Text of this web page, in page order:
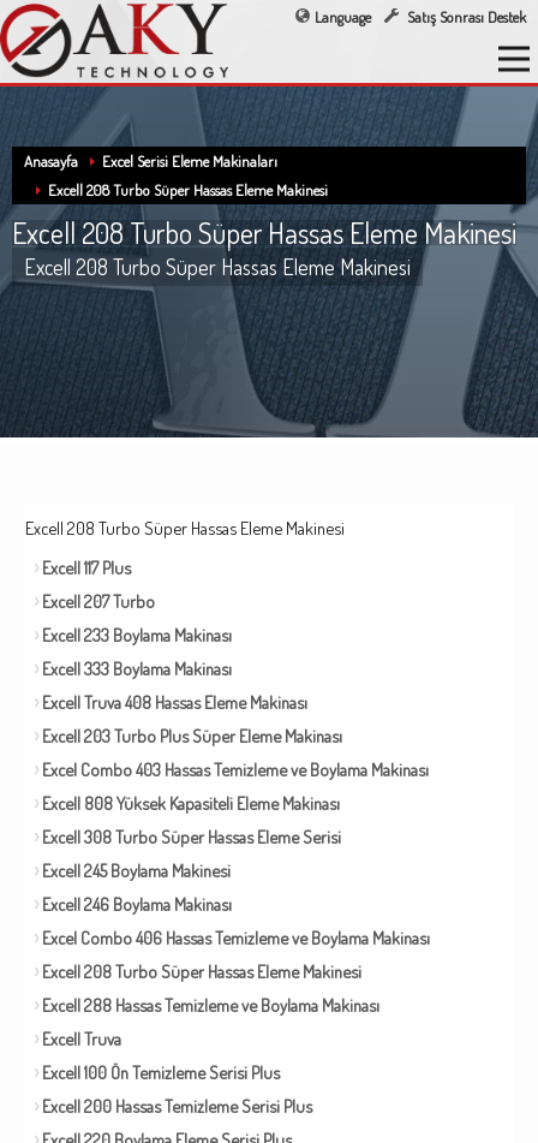
Language Satış Sonrası Destek
Anasayfa
Excel Serisi Eleme Makinaları
Excell 208 Turbo Süper Hassas Eleme Makinesi
Excell 208 Turbo Süper Hassas Eleme Makinesi
Excell 208 Turbo Süper Hassas Eleme Makinesi
Excell 208 Turbo Süper Hassas Eleme Makinesi
Excell 117 Plus
Excell 207 Turbo
Excell 233 Boylama Makinası
Excell 333 Boylama Makinası
Excell Truva 408 Hassas Eleme Makinası
Excell 203 Turbo Plus Süper Eleme Makinası
Excel Combo 403 Hassas Temizleme ve Boylama Makinası
Excell 808 Yüksek Kapasiteli Eleme Makinası
Excell 308 Turbo Süper Hassas Eleme Serisi
Excell 245 Boylama Makinesi
Excell 246 Boylama Makinası
Excel Combo 406 Hassas Temizleme ve Boylama Makinası
Excell 208 Turbo Süper Hassas Eleme Makinesi
Excell 288 Hassas Temizleme ve Boylama Makinası
Excell Truva
Excell 100 Ön Temizleme Serisi Plus
Excell 200 Hassas Temizleme Serisi Plus